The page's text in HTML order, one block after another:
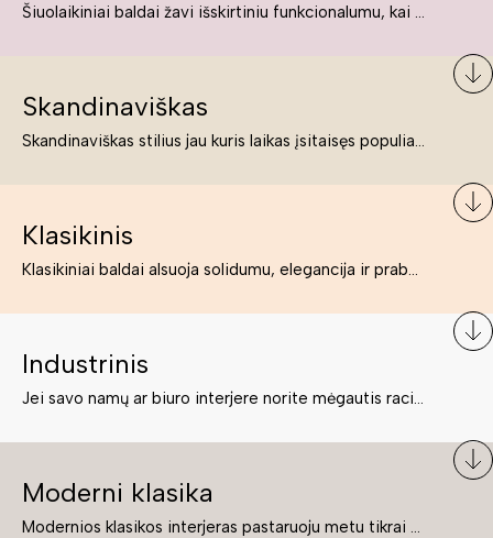
Šiuolaikiniai baldai žavi išskirtiniu funkcionalumu, kai kurie jų pelnytai net pavadinami meno kūriniais, nes jie tikrai yra išskirtiniai, originalūs ir puikiai atliepiantys į šiuolaikinių žmonių poreikius bei gyvenimo būdo ypatumus.
Skandinaviškas
Skandinaviškas stilius jau kuris laikas įsitaisęs populiariausiųjų sąraše. Namai, butai labai dažnai įrengiami remiantis būtent šio stiliaus ypatumais. Dėl švelnių spalvų, praktiškumo ir estetikos jis masina tuos, kurie neabejingi šviesiem ar neutralių spalvų koloritui, paprastumui, funkcionalumui, natūralumui ir stilingai estetikai. Platų skandinaviškų baldų spektrą rasite „Deinavos baldų“ asortimente.
Klasikinis
Klasikiniai baldai alsuoja solidumu, elegancija ir prabanga. Paprastai jie būna masyvūs, kuria didybės įspūdį. Neabejotinai jie bus geriausias pasirinkimas estetiškam ir rafinuotam klasikiniam namų interjerui. Kartais klasikiniai baldai traktuojami kaip senoviniai, bet tai ne tiesa – klasika yra stilius, neišsemiama elegancija ir rafinuotumas.
Industrinis
Jei savo namų ar biuro interjere norite mėgautis racionaliai išnaudotomis erdvėmis, funkcionalumu ir esate neabejingi tamsesniam koloritui bei praktiškiems sprendimams, tuomet industrinis stilius bus būtent tai, ko Jums reikia. O industrinio stiliaus baldus išsirinksite mūsų asortimente.
Moderni klasika
Modernios klasikos interjeras pastaruoju metu tikrai yra „ant bangos“. Tie, kurie nenori pernelyg nutolti nuo klasikos, bet drauge žavisi šiuolaikiškais sprendimais, su malonumu savo namuose kuria klasikos ir modernaus interjero tandemą – elegantišką, subtilų ir žavingą.